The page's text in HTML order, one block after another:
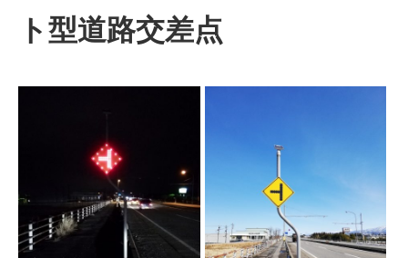
株式会社吾妻商会 会
製品・サービス
給油カード
ト型道路交差点